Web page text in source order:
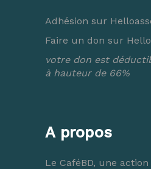
Adhésion sur
Faire un don sur
votre don est
à hauteur de 66%
A propos
Le CaféBD, une